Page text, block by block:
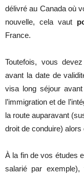
délivré au Canada où
nouvelle, cela vaut
France.
Toutefois, vous
avant la date de
visa long séjour
l’immigration et de
la route auparavant
droit de conduire) alors
À la fin de vos études
salarié par exemple),